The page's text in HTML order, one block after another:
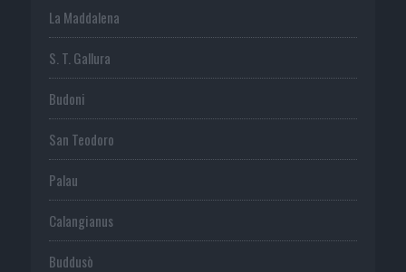
La Maddalena
S. T. Gallura
Budoni
San Teodoro
Palau
Calangianus
Buddusò